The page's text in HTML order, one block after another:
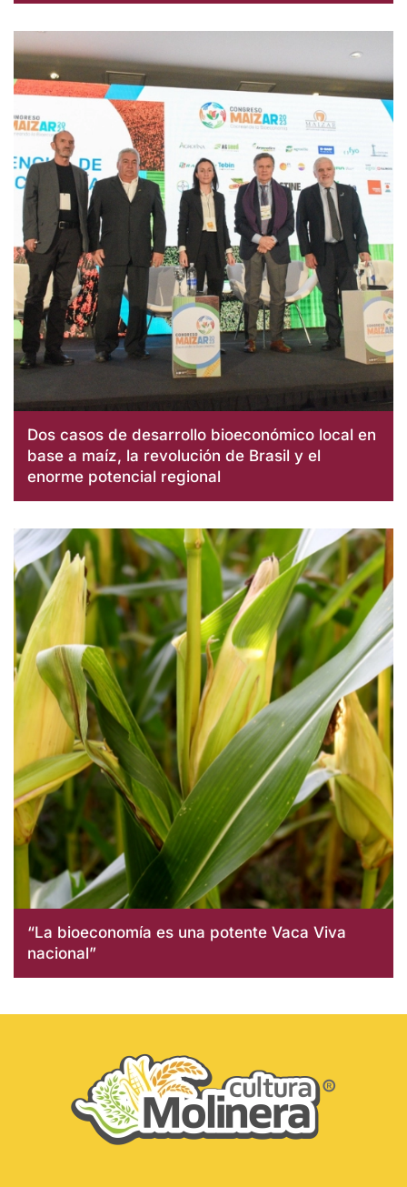
Dos casos de desarrollo bioeconómico local en
base a maíz, la revolución de Brasil y el
enorme potencial regional
“La bioeconomía es una potente Vaca Viva
nacional”